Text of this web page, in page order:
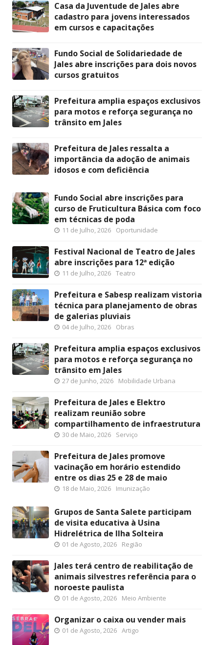
Casa da Juventude de Jales abre
cadastro para jovens interessados
em cursos e capacitações
Fundo Social de Solidariedade de
Jales abre inscrições para dois novos
cursos gratuitos
Prefeitura amplia espaços exclusivos
para motos e reforça segurança no
trânsito em Jales
Prefeitura de Jales ressalta a
importância da adoção de animais
idosos e com deficiência
Fundo Social abre inscrições para
curso de Fruticultura Básica com foco
em técnicas de poda
11 de Julho, 2026 Oportunidade
Festival Nacional de Teatro de Jales
abre inscrições para 12ª edição
11 de Julho, 2026 Teatro
Prefeitura e Sabesp realizam vistoria
técnica para planejamento de obras
de galerias pluviais
04 de Julho, 2026 Obras
Prefeitura amplia espaços exclusivos
para motos e reforça segurança no
trânsito em Jales
27 de Junho, 2026 Mobilidade Urbana
Prefeitura de Jales e Elektro
realizam reunião sobre
compartilhamento de infraestrutura
30 de Maio, 2026 Serviço
Prefeitura de Jales promove
vacinação em horário estendido
entre os dias 25 e 28 de maio
18 de Maio, 2026 Imunização
Grupos de Santa Salete participam
de visita educativa à Usina
Hidrelétrica de Ilha Solteira
01 de Agosto, 2026 Região
Jales terá centro de reabilitação de
animais silvestres referência para o
noroeste paulista
01 de Agosto, 2026 Meio Ambiente
Organizar o caixa ou vender mais
01 de Agosto, 2026 Artigo